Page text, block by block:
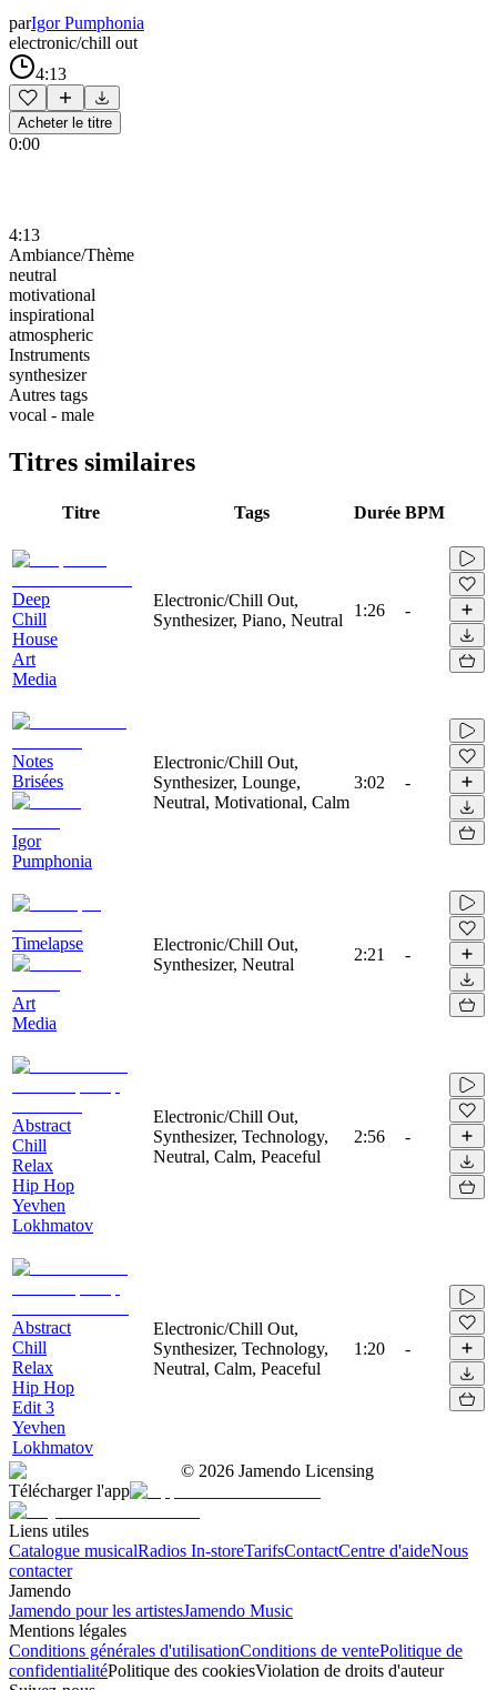
parIgor Pumphonia
electronic/chill out
4:13
Acheter le titre
0:00
4:13
Ambiance/Thème
neutral
motivational
inspirational
atmospheric
Instruments
synthesizer
Autres tags
vocal - male
Titres similaires
Titre Tags Durée BPM
Deep
Chill
House
Art
Media
Electronic/Chill Out,
Synthesizer, Piano, Neutral
1:26 -
Notes
Brisées
Igor
Pumphonia
Electronic/Chill Out,
Synthesizer, Lounge,
Neutral, Motivational, Calm
3:02 -
Timelapse
Art
Media
Electronic/Chill Out,
Synthesizer, Neutral
2:21 -
Abstract
Chill
Relax
Hip Hop
Yevhen
Lokhmatov
Electronic/Chill Out,
Synthesizer, Technology,
Neutral, Calm, Peaceful
2:56 -
Abstract
Chill
Relax
Hip Hop
Edit 3
Yevhen
Lokhmatov
Electronic/Chill Out,
Synthesizer, Technology,
Neutral, Calm, Peaceful
1:20 -
© 2026 Jamendo Licensing
Télécharger l'app
Liens utiles
Catalogue musicalRadios In-storeTarifsContactCentre d'aideNous
contacter
Jamendo
Jamendo pour les artistesJamendo Music
Mentions légales
Conditions générales d'utilisationConditions de ventePolitique de
confidentialitéPolitique des cookiesViolation de droits d'auteur